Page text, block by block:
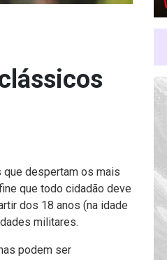
despertam os mais
que todo cidadão deve
dos 18 anos (na idade
militares.
podem ser